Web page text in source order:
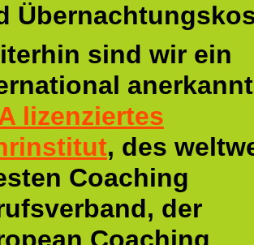
sind wir ein
lizenziertes
, des
Coaching
der